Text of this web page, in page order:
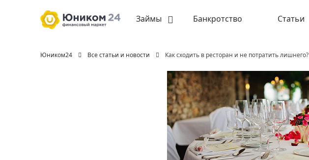
Займы Банкротство Статьи
Юником24 Все статьи и новости Как сходить в ресторан и не потратить лишнего?